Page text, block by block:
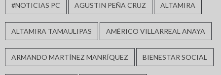
#NOTICIAS PC AGUSTIN PEÑA CRUZ ALTAMIRA
ALTAMIRA TAMAULIPAS AMÉRICO VILLARREAL ANAYA
ARMANDO MARTÍNEZ MANRÍQUEZ BIENESTAR SOCIAL